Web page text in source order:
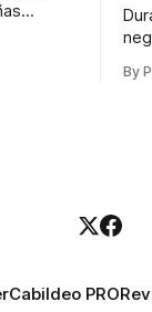
By
Cabildeo PRO